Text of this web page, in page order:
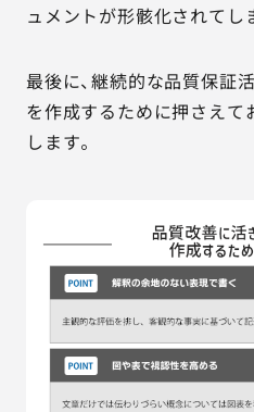
ュメントが形骸化されてし
最後に、継続的な品質保証
を作成するために押さえ
します。